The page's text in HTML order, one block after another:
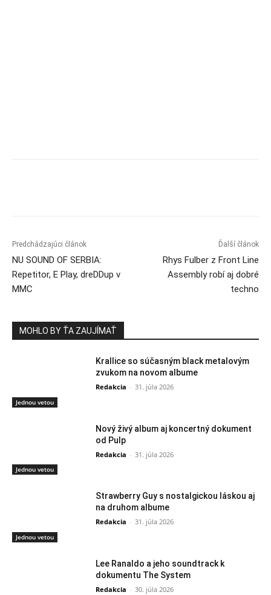
Predchádzajúci článok
NU SOUND OF SERBIA:
Repetitor, E Play, dreDDup v
MMC
Ďalší článok
Rhys Fulber z Front Line
Assembly robí aj dobré
techno
MOHLO BY ŤA ZAUJÍMAŤ
Jednou vetou
Krallice so súčasným black metalovým
zvukom na novom albume
Redakcia - 31. júla 2026
Jednou vetou
Nový živý album aj koncertný dokument
od Pulp
Redakcia - 31. júla 2026
Jednou vetou
Strawberry Guy s nostalgickou láskou aj
na druhom albume
Redakcia - 31. júla 2026
Lee Ranaldo a jeho soundtrack k
dokumentu The System
Redakcia - 30. júla 2026